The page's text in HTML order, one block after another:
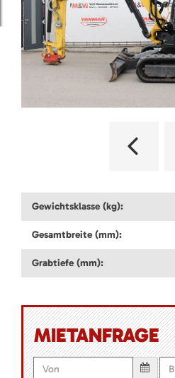
Gewichtsklasse (kg):
Gesamtbreite (mm):
Grabtiefe (mm):
MIETANFRAGE